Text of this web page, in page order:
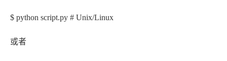
$ python script.py # Unix/Linux
或者